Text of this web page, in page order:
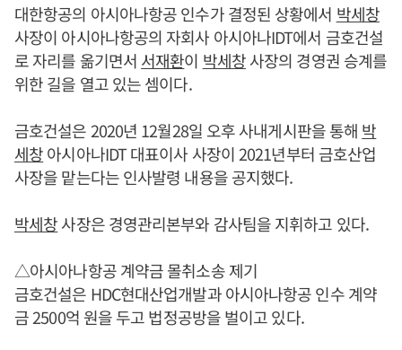
대한항공의 아시아나항공 인수가 결정된 상황에서 박세창
사장이 아시아나항공의 자회사 아시아나IDT에서 금호건설
로 자리를 옮기면서 서재환이 박세창사장의 경영권 승계를
위한 길을 열고 있는 셈이다.
금호건설은 2020년 12월28일 오후 사내게시판을 통해 박
세창아시아나IDT 대표이사 사장이 2021년부터 금호산업
사장을 맡는다는 인사발령 내용을 공지했다.
박세창사장은 경영관리본부와 감사팀을 지휘하고 있다.
△아시아나항공 계약금 몰취소송 제기
금호건설은 HDC현대산업개발과 아시아나항공 인수 계약
금 2500억 원을 두고 법정공방을 벌이고 있다.